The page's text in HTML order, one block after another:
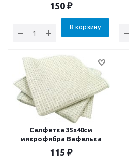
150 ₽
В корзину
Салфетка 35х40см
микрофибра Вафелька
115 ₽